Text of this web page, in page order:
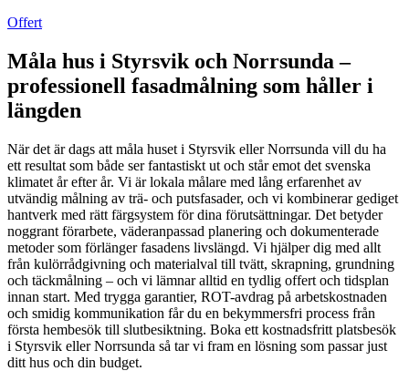
Offert
Måla hus i Styrsvik och Norrsunda –
professionell fasadmålning som håller i
längden
När det är dags att måla huset i Styrsvik eller Norrsunda vill du ha
ett resultat som både ser fantastiskt ut och står emot det svenska
klimatet år efter år. Vi är lokala målare med lång erfarenhet av
utvändig målning av trä- och putsfasader, och vi kombinerar gediget
hantverk med rätt färgsystem för dina förutsättningar. Det betyder
noggrant förarbete, väderanpassad planering och dokumenterade
metoder som förlänger fasadens livslängd. Vi hjälper dig med allt
från kulörrådgivning och materialval till tvätt, skrapning, grundning
och täckmålning – och vi lämnar alltid en tydlig offert och tidsplan
innan start. Med trygga garantier, ROT-avdrag på arbetskostnaden
och smidig kommunikation får du en bekymmersfri process från
första hembesök till slutbesiktning. Boka ett kostnadsfritt platsbesök
i Styrsvik eller Norrsunda så tar vi fram en lösning som passar just
ditt hus och din budget.